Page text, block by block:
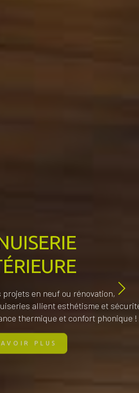
projets en neuf ou rénovation,
allient esthétisme et
thermique et confort phonique !